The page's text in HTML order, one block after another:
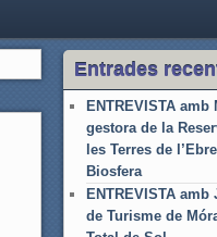
Entrades
ENTREVISTA amb
gestora de la
les Terres de
Biosfera
ENTREVISTA
de Turisme de